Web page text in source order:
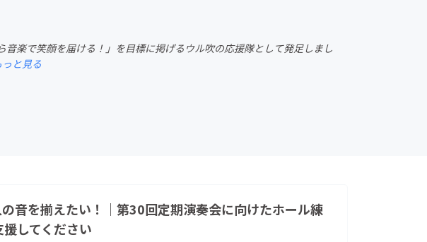
フード・飲食店
ファッション
コミュニティ
楽で笑顔を届ける！」を目標に掲げるウル吹の応援隊として発足しまし
っと見る
音を揃えたい！｜第30回定期演奏会に向けたホール練
してください